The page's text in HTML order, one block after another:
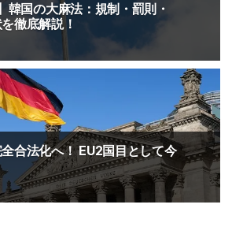
韓国の大麻法：規制・罰則・
徹底解説！
合法化へ！ EU2国目として今